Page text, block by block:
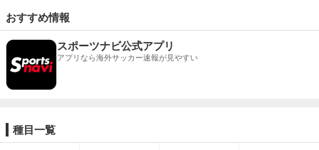
おすすめ情報
スポーツナビ公式アプリ
アプリなら海外サッカー速報が見やすい
種目一覧